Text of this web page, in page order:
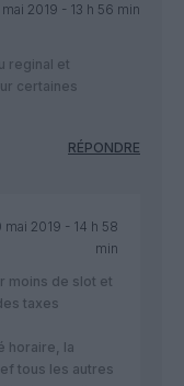
mai 2019 - 13 h 56 min
reginal et
certaines
RÉPONDRE
mai 2019 - 14 h 58
min
moins de slot et
taxes
horaire, la
tous les autres